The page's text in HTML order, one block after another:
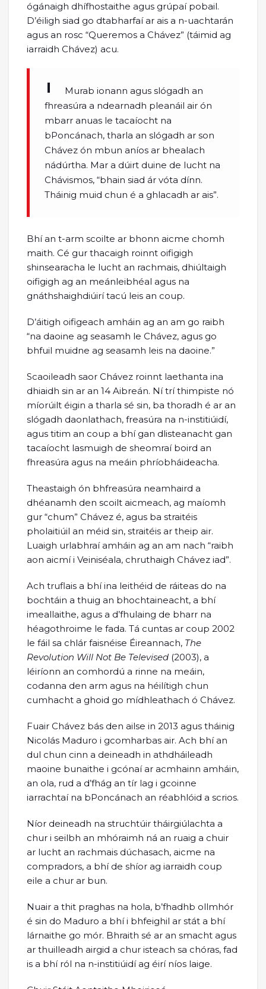
ógánaigh dhífhostaithe agus grúpaí pobail.
D’éiligh siad go dtabharfaí ar ais a n-uachtarán
agus an rosc “Queremos a Chávez” (táimid ag
iarraidh Chávez) acu.
Murab ionann agus slógadh an
fhreasúra a ndearnadh pleanáil air ón
mbarr anuas le tacaíocht na
bPoncánach, tharla an slógadh ar son
Chávez ón mbun aníos ar bhealach
nádúrtha. Mar a dúirt duine de lucht na
Chávismos, “bhain siad ár vóta dínn.
Tháinig muid chun é a ghlacadh ar ais”.
Bhí an t-arm scoilte ar bhonn aicme chomh
maith. Cé gur thacaigh roinnt oifigigh
shinsearacha le lucht an rachmais, dhiúltaigh
oifigigh ag an meánleibhéal agus na
gnáthshaighdiúirí tacú leis an coup.
D’áitigh oifigeach amháin ag an am go raibh
“na daoine ag seasamh le Chávez, agus go
bhfuil muidne ag seasamh leis na daoine.”
Scaoileadh saor Chávez roinnt laethanta ina
dhiaidh sin ar an 14 Aibreán. Ní trí thimpiste nó
míorúilt éigin a tharla sé sin, ba thoradh é ar an
slógadh daonlathach, freasúra na n-institiúidí,
agus titim an coup a bhí gan dlisteanacht gan
tacaíocht lasmuigh de sheomraí boird an
fhreasúra agus na meáin phríobháideacha.
Theastaigh ón bhfreasúra neamhaird a
dhéanamh den scoilt aicmeach, ag maíomh
gur “chum” Chávez é, agus ba straitéis
pholaitiúil an méid sin, straitéis ar theip air.
Luaigh urlabhraí amháin ag an am nach “raibh
aon aicmí i Veiniséala, chruthaigh Chávez iad”.
Ach truflais a bhí ina leithéid de ráiteas do na
bochtáin a thuig an bhochtaineacht, a bhí
imeallaithe, agus a d’fhulaing de bharr na
héagothroime le fada. Tá cuntas ar coup 2002
le fáil sa chlár faisnéise Éireannach, The
Revolution Will Not Be Televised (2003), a
léiríonn an comhordú a rinne na meáin,
codanna den arm agus na héilítigh chun
cumhacht a ghoid go mídhleathach ó Chávez.
Fuair Chávez bás den ailse in 2013 agus tháinig
Nicolás Maduro i gcomharbas air. Ach bhí an
dul chun cinn a deineadh in athdháileadh
maoine bunaithe i gcónaí ar acmhainn amháin,
an ola, rud a d’fhág an tír lag i gcoinne
iarrachtaí na bPoncánach an réabhlóid a scrios.
Níor deineadh na struchtúir tháirgiúlachta a
chur i seilbh an mhóraimh ná an ruaig a chuir
ar lucht an rachmais dúchasach, aicme na
compradors, a bhí de shíor ag iarraidh coup
eile a chur ar bun.
Nuair a thit praghas na hola, b’fhadhb ollmhór
é sin do Maduro a bhí i bhfeighil ar stát a bhí
lárnaithe go mór. Bhraith sé ar an smacht agus
ar thuilleadh airgid a chur isteach sa chóras, fad
is a bhí ról na n-institiúidí ag éirí níos laige.